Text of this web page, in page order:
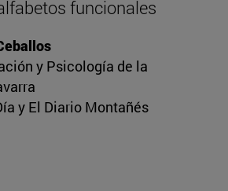
funcionales
y Psicología de la
y El Diario Montañés